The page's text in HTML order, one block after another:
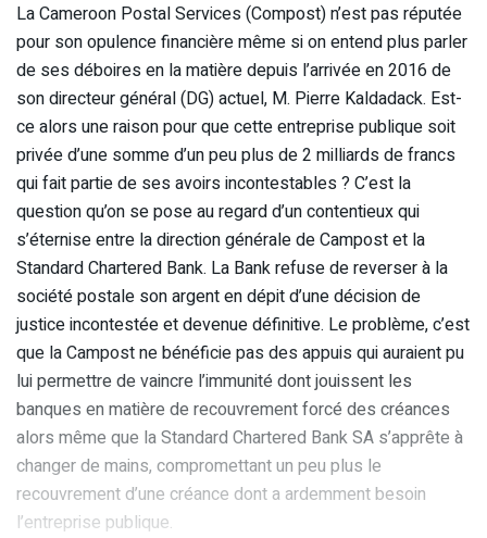
La Cameroon Postal Services (Compost) n’est pas réputée
pour son opulence financière même si on entend plus parler
de ses déboires en la matière depuis l’arrivée en 2016 de
son directeur général (DG) actuel, M. Pierre Kaldadack. Est-
ce alors une raison pour que cette entreprise publique soit
privée d’une somme d’un peu plus de 2 milliards de francs
qui fait partie de ses avoirs incontestables ? C’est la
question qu’on se pose au regard d’un contentieux qui
s’éternise entre la direction générale de Campost et la
Standard Chartered Bank. La Bank refuse de reverser à la
société postale son argent en dépit d’une décision de
justice incontestée et devenue définitive. Le problème, c’est
que la Campost ne bénéficie pas des appuis qui auraient pu
lui permettre de vaincre l’immunité dont jouissent les
banques en matière de recouvrement forcé des créances
alors même que la Standard Chartered Bank SA s’apprête à
changer de mains, compromettant un peu plus le
recouvrement d’une créance dont a ardemment besoin
l’entreprise publique.